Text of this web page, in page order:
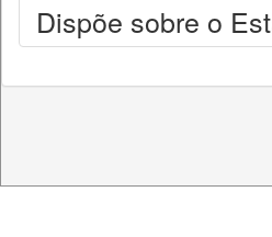
Dispõe sobre o